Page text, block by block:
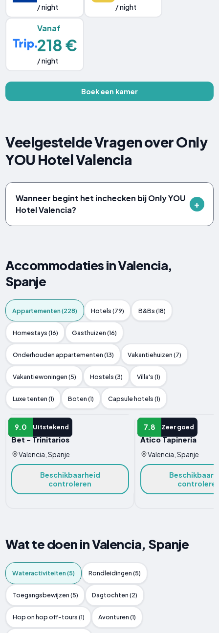
/ night / night
Vanaf
218 €
/ night
Boek een kamer
Veelgestelde Vragen over Only
YOU Hotel Valencia
Wanneer begint het inchecken bij Only YOU
Hotel Valencia?
Accommodaties in Valencia,
Spanje
Appartementen (228) Hotels (79) B&Bs (18)
Homestays (16) Gasthuizen (16)
Onderhouden appartementen (13) Vakantiehuizen (7)
Vakantiewoningen (5) Hostels (3) Villa's (1)
Luxe tenten (1) Boten (1) Capsule hotels (1)
9.0 Uitstekend
APPARTEMENT
Bet - Trinitarios
Valencia, Spanje
Beschikbaarheid
controleren
7.8 Zeer goed
APPARTEMENT
Atico Tapineria
Valencia, Spanje
Wat te doen in Valencia, Spanje
Wateractiviteiten (5) Rondleidingen (5)
Toegangsbewijzen (5) Dagtochten (2)
Hop on hop off-tours (1) Avonturen (1)